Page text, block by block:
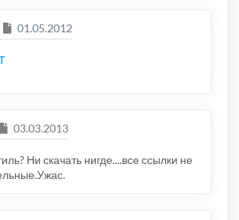
Сообщение
01.05.2012
Сообщение
03.03.2013
Ни скачать нигде....все ссылки не